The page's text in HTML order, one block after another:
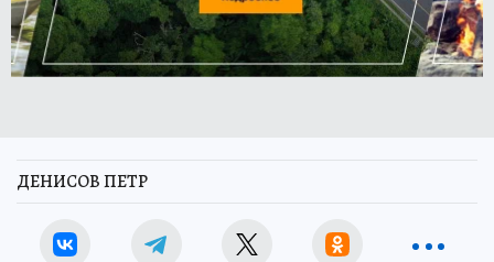
ДЕНИСОВ ПЕТР